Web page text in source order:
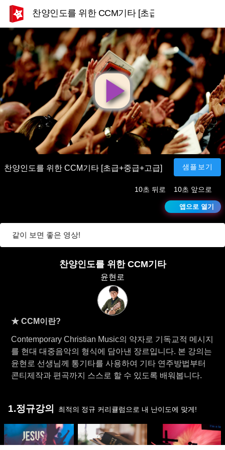
찬양인도를 위한 CCM기타 [초급+중급+고급]
영
상
재
생
찬양인도를 위한 CCM기타 [초급+중급+고급] 샘플보기
10초 뒤로 10초 앞으로
앱으로 열기
같이 보면 좋은 영상!
찬양인도를 위한 CCM기타
윤현로
★ CCM이란?
Contemporary Christian Music의 약자로 기독교적 메시지
를 현대 대중음악의 형식에 담아낸 장르입니다. 본 강의는
윤현로 선생님께 통기타를 사용하여 기타 연주방법부터
콘티제작과 편곡까지 스스로 할 수 있도록 배워봅니다.
1.정규강의 최적의 정규 커리큘럼으로 내 난이도에 맞게!